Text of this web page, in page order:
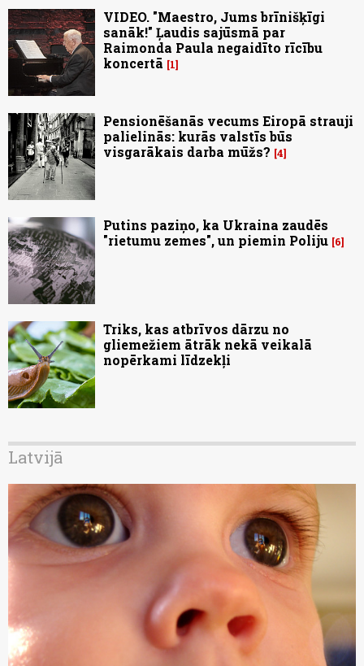
VIDEO. "Maestro, Jums brīnišķīgi
sanāk!" Ļaudis sajūsmā par
Raimonda Paula negaidīto rīcību
koncertā
1
Pensionēšanās vecums Eiropā strauji
palielinās: kurās valstīs būs
visgarākais darba mūžs? 4
Putins paziņo, ka Ukraina zaudēs
"rietumu zemes", un piemin Poliju 6
Triks, kas atbrīvos dārzu no
gliemežiem ātrāk nekā veikalā
nopērkami līdzekļi
Latvijā